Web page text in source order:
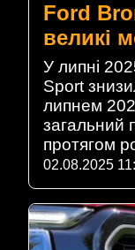
Ford
великі
У липні
Sport
липнем
загальний
протягом
02.08.2025